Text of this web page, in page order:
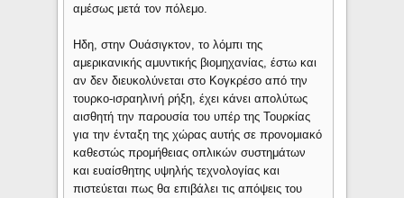
αμέσως μετά τον πόλεμο.
Ηδη, στην Ουάσιγκτον, το λόμπι της
αμερικανικής αμυντικής βιομηχανίας, έστω και
αν δεν διευκολύνεται στο Κογκρέσο από την
τουρκο-ισραηλινή ρήξη, έχει κάνει απολύτως
αισθητή την παρουσία του υπέρ της Τουρκίας
για την ένταξη της χώρας αυτής σε προνομιακό
καθεστώς προμήθειας οπλικών συστημάτων
και ευαίσθητης υψηλής τεχνολογίας και
πιστεύεται πως θα επιβάλει τις απόψεις του